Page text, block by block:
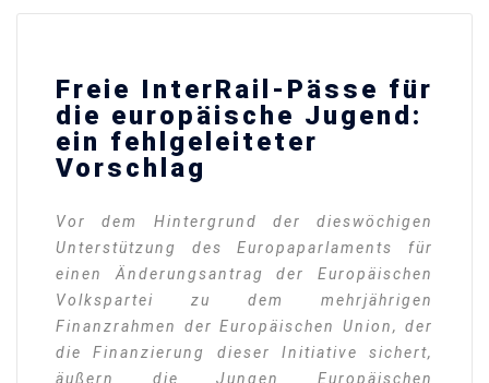
Freie InterRail-Pässe für
die europäische Jugend:
ein fehlgeleiteter
Vorschlag
Vor dem Hintergrund der dieswöchigen
Unterstützung des Europaparlaments für
einen Änderungsantrag der Europäischen
Volkspartei zu dem mehrjährigen
Finanzrahmen der Europäischen Union, der
die Finanzierung dieser Initiative sichert,
äußern die Jungen Europäischen